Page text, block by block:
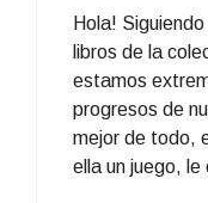
Hola!
libros de la
estamos
progresos de
mejor de todo,
ella un juego, le